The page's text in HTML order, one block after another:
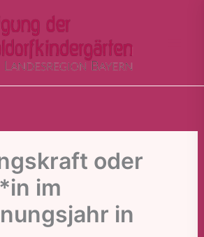
oder
im
in